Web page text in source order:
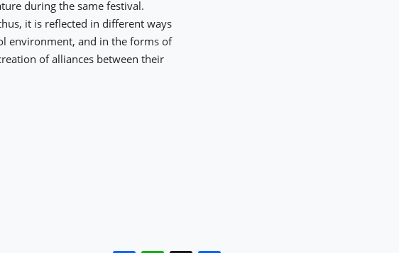
during the same festival.
it is reflected in different ways
environment, and in the forms of
of alliances between their